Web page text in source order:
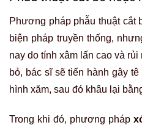
Phương pháp phẫu thuật cắt
biện pháp truyền thống,
nay do tính xâm lấn cao và
bỏ, bác sĩ sẽ tiến hành gây
hình xăm, sau đó khâu lại
Trong khi đó, phương pháp